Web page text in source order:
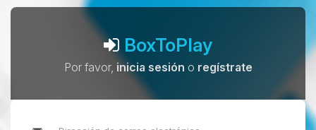
BoxToPlay
Por favor, inicia sesión o regístrate